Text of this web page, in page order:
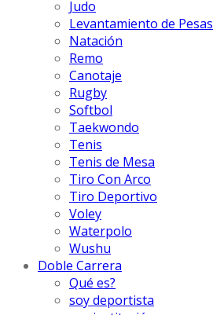
Judo
Levantamiento de Pesas
Natación
Remo
Canotaje
Rugby
Softbol
Taekwondo
Tenis
Tenis de Mesa
Tiro Con Arco
Tiro Deportivo
Voley
Waterpolo
Wushu
Doble Carrera
Qué es?
soy deportista